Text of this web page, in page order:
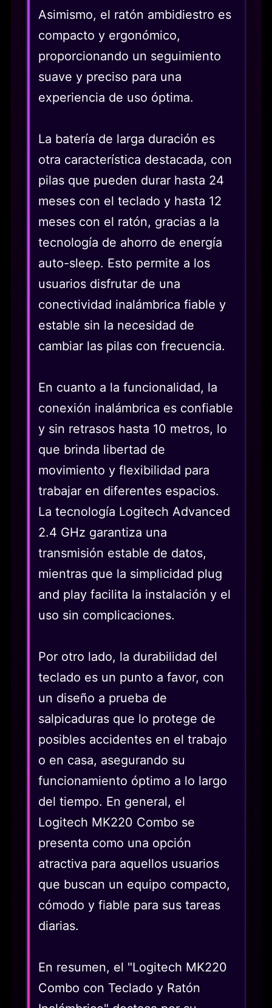
Asimismo, el ratón ambidiestro es
compacto y ergonómico,
proporcionando un seguimiento
suave y preciso para una
experiencia de uso óptima.
La batería de larga duración es
otra característica destacada, con
pilas que pueden durar hasta 24
meses con el teclado y hasta 12
meses con el ratón, gracias a la
tecnología de ahorro de energía
auto-sleep. Esto permite a los
usuarios disfrutar de una
conectividad inalámbrica fiable y
estable sin la necesidad de
cambiar las pilas con frecuencia.
En cuanto a la funcionalidad, la
conexión inalámbrica es confiable
y sin retrasos hasta 10 metros, lo
que brinda libertad de
movimiento y flexibilidad para
trabajar en diferentes espacios.
La tecnología Logitech Advanced
2.4 GHz garantiza una
transmisión estable de datos,
mientras que la simplicidad plug
and play facilita la instalación y el
uso sin complicaciones.
Por otro lado, la durabilidad del
teclado es un punto a favor, con
un diseño a prueba de
salpicaduras que lo protege de
posibles accidentes en el trabajo
o en casa, asegurando su
funcionamiento óptimo a lo largo
del tiempo. En general, el
Logitech MK220 Combo se
presenta como una opción
atractiva para aquellos usuarios
que buscan un equipo compacto,
cómodo y fiable para sus tareas
diarias.
En resumen, el "Logitech MK220
Combo con Teclado y Ratón